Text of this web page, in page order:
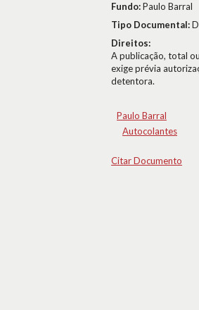
Fundo:Paulo Barral
Tipo Documental:
Direitos:
A publicação, total
exige prévia
detentora.
Paulo Barral
Autocolantes
Citar Documento